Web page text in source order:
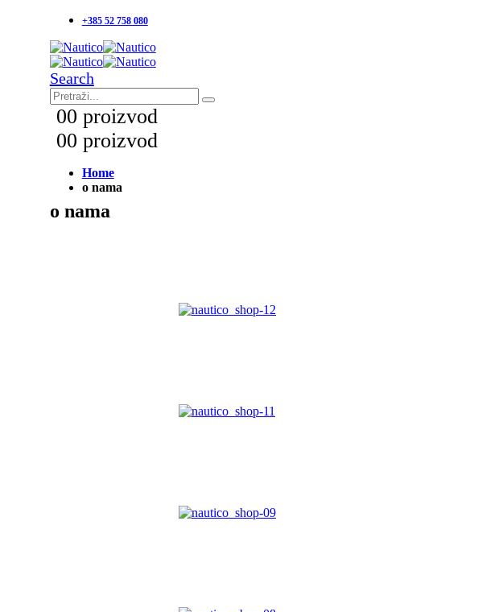
+385 52 758 080
Search
00 proizvod
00 proizvod
Home
o nama
o nama